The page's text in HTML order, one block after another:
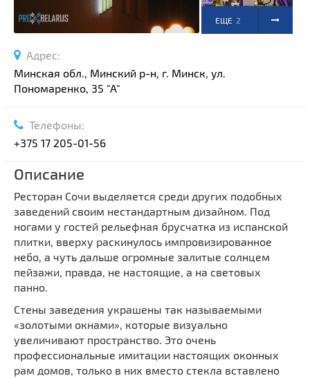
ЕЩЕ 2
Адрес:
Минская обл., Минский р-н, г. Минск, ул.
Пономаренко, 35 "А"
Телефоны:
+375 17 205-01-56
Описание
Ресторан Сочи выделяется среди других подобных
заведений своим нестандартным дизайном. Под
ногами у гостей рельефная брусчатка из испанской
плитки, вверху раскинулось импровизированное
небо, а чуть дальше огромные залитые солнцем
пейзажи, правда, не настоящие, а на световых
панно.
Стены заведения украшены так называемыми
«золотыми окнами», которые визуально
увеличивают пространство. Это очень
профессиональные имитации настоящих оконных
рам домов, только в них вместо стекла вставлено